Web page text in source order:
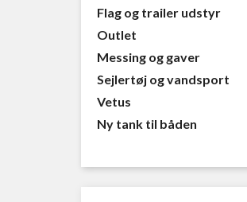
Flag og trailer udstyr
Outlet
Messing og gaver
Sejlertøj og vandsport
Vetus
Ny tank til båden